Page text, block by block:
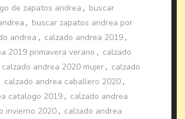
de zapatos andrea , buscar
, buscar zapatos andrea por
andrea , calzado andrea 2019 ,
2019 primavera verano , calzado
calzado andrea 2020 mujer , calzado
calzado andrea caballero 2020 ,
catalogo 2019 , calzado andrea
invierno 2020 , calzado andrea